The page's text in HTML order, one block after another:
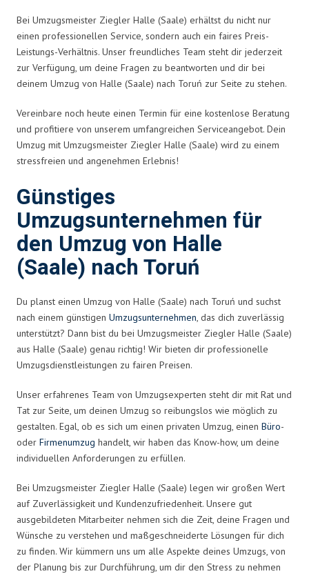
Bei Umzugsmeister Ziegler Halle (Saale) erhältst du nicht nur
einen professionellen Service, sondern auch ein faires Preis-
Leistungs-Verhältnis. Unser freundliches Team steht dir jederzeit
zur Verfügung, um deine Fragen zu beantworten und dir bei
deinem Umzug von Halle (Saale) nach Toruń zur Seite zu stehen.
Vereinbare noch heute einen Termin für eine kostenlose Beratung
und profitiere von unserem umfangreichen Serviceangebot. Dein
Umzug mit Umzugsmeister Ziegler Halle (Saale) wird zu einem
stressfreien und angenehmen Erlebnis!
Günstiges
Umzugsunternehmen für
den Umzug von Halle
(Saale) nach Toruń
Du planst einen Umzug von Halle (Saale) nach Toruń und suchst
nach einem günstigen Umzugsunternehmen, das dich zuverlässig
unterstützt? Dann bist du bei Umzugsmeister Ziegler Halle (Saale)
aus Halle (Saale) genau richtig! Wir bieten dir professionelle
Umzugsdienstleistungen zu fairen Preisen.
Unser erfahrenes Team von Umzugsexperten steht dir mit Rat und
Tat zur Seite, um deinen Umzug so reibungslos wie möglich zu
gestalten. Egal, ob es sich um einen privaten Umzug, einen Büro-
oder Firmenumzug handelt, wir haben das Know-how, um deine
individuellen Anforderungen zu erfüllen.
Bei Umzugsmeister Ziegler Halle (Saale) legen wir großen Wert
auf Zuverlässigkeit und Kundenzufriedenheit. Unsere gut
ausgebildeten Mitarbeiter nehmen sich die Zeit, deine Fragen und
Wünsche zu verstehen und maßgeschneiderte Lösungen für dich
zu finden. Wir kümmern uns um alle Aspekte deines Umzugs, von
der Planung bis zur Durchführung, um dir den Stress zu nehmen